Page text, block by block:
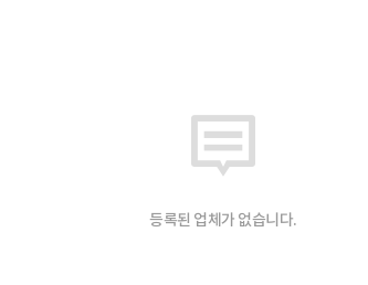
등록된 업체가 없습니다.